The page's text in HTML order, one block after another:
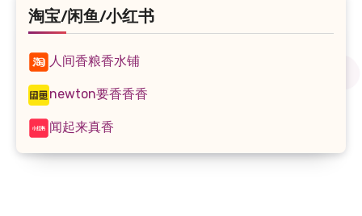
淘宝/闲鱼/小红书
人间香粮香水铺
newton要香香香
闻起来真香